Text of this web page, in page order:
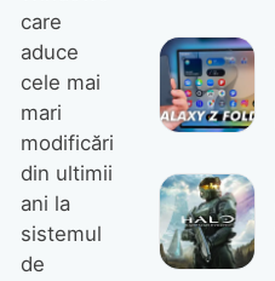
care
aduce
cele mai
mari
modificări
din ultimii
ani la
sistemul
de